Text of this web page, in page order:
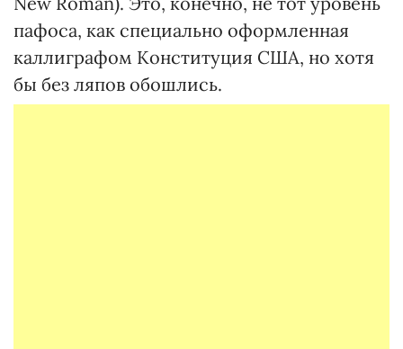
пафоса, как специально оформленная
каллиграфом Конституция США, но хотя
бы без ляпов обошлись.